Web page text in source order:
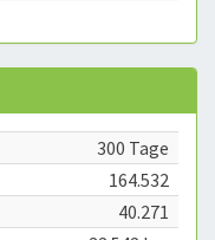
300 Tage
164.532
40.271